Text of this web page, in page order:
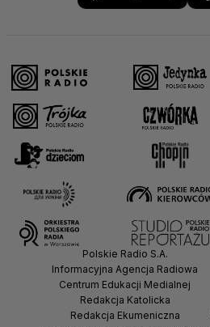
Polskie Radio S.A.
Informacyjna Agencja Radiowa
Centrum Edukacji Medialnej
Redakcja Katolicka
Redakcja Ekumeniczna